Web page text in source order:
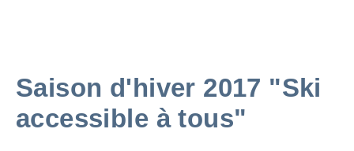
Saison d'hiver 2017 "Ski
accessible à tous"